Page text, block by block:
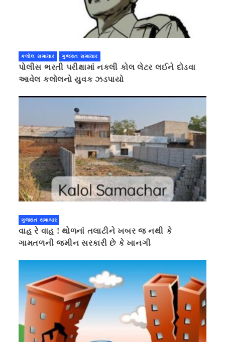
કલોલ સમાચાર ગુજરાત સમાચાર
પોલીસ ભરતી પરીક્ષામાં નકલી કોલ લેટર લઈને દોડવા
આવેલ કલોલનો યુવક ઝડપાયો
ગુજરાત સમાચાર
વાહ રે વાહ ! થોળનાં તલાટીને ખબર જ નથી કે
ગામતળની જમીન સરકારી છે કે ખાનગી